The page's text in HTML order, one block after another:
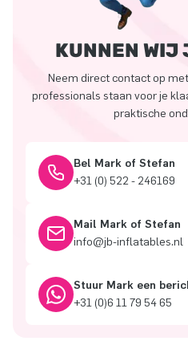
KUNNEN WIJ
Neem direct contact op
professionals staan voor je
praktische
Bel Mark of Stefan
+31 (0) 522 - 246169
Mail Mark of Stefan
info@jb-inflatables.nl
Stuur Mark een
+31 (0)6 11 79 54 65